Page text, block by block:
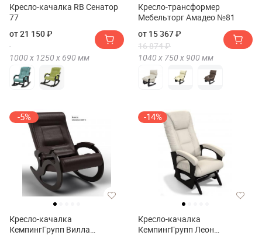
Кресло-качалка RB Сенатор
77
от 21 150 ₽
1000 х 1250 х 690 мм
Кресло-трансформер
Мебельторг Амадео №81
от 15 367 ₽
16 874 ₽
1040 х 750 х 900 мм
-5%
Кресло-качалка
КемпингГрупп Вилла
-14%
Кресло-качалка
КемпингГрупп Леон